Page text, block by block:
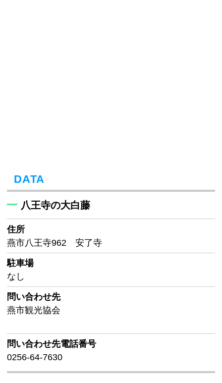
DATA
八王寺の大白藤
住所
燕市八王寺962 安了寺
駐車場
なし
問い合わせ先
燕市観光協会
問い合わせ先電話番号
0256-64-7630